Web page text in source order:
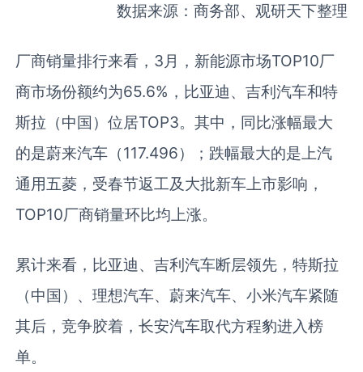
数据来源：商务部、观研天下整理
厂商销量排行来看，3月，新能源市场TOP10厂
商市场份额约为65.6%，比亚迪、吉利汽车和特
斯拉（中国）位居TOP3。其中，同比涨幅最大
的是蔚来汽车（117.496）；跌幅最大的是上汽
通用五菱，受春节返工及大批新车上市影响，
TOP10厂商销量环比均上涨。
累计来看，比亚迪、吉利汽车断层领先，特斯拉
（中国）、理想汽车、蔚来汽车、小米汽车紧随
其后，竞争胶着，长安汽车取代方程豹进入榜
单。